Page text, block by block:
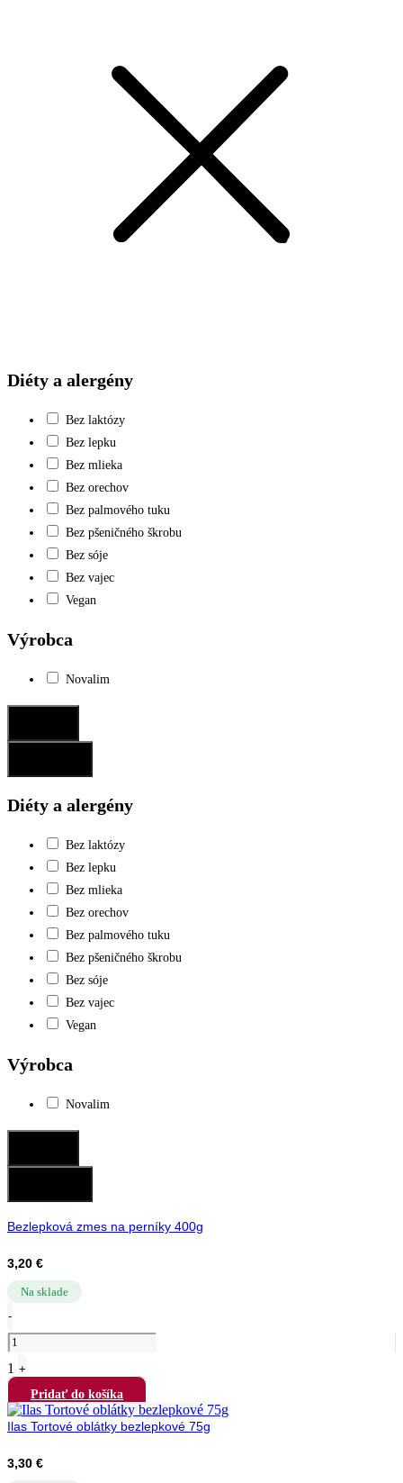
Diéty a alergény
Bez laktózy
Bez lepku
Bez mlieka
Bez orechov
Bez palmového tuku
Bez pšeničného škrobu
Bez sóje
Bez vajec
Vegan
Výrobca
Novalim
Diéty a alergény
Bez laktózy
Bez lepku
Bez mlieka
Bez orechov
Bez palmového tuku
Bez pšeničného škrobu
Bez sóje
Bez vajec
Vegan
Výrobca
Novalim
Bezlepková zmes na perníky 400g
3,20 €
Na sklade
u
a
n
t
i
t
y
-
1 +
Pridať do košíka
Ilas Tortové oblátky bezlepkové 75g
3,30 €